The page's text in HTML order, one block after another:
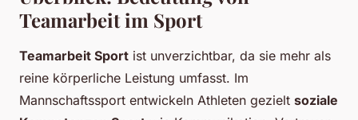
Teamarbeit im Sport
Teamarbeit Sport ist unverzichtbar, da sie mehr als
reine körperliche Leistung umfasst. Im
Mannschaftssport entwickeln Athleten gezielt soziale